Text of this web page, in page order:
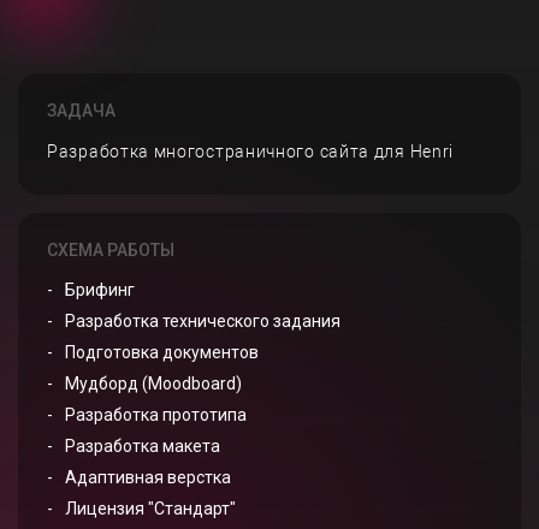
ЗАДАЧА
Разработка многостраничного сайта для Henri
СХЕМА РАБОТЫ
Брифинг
Разработка технического задания
Подготовка документов
Мудборд (Moodboard)
Разработка прототипа
Разработка макета
Адаптивная верстка
Лицензия "Стандарт"